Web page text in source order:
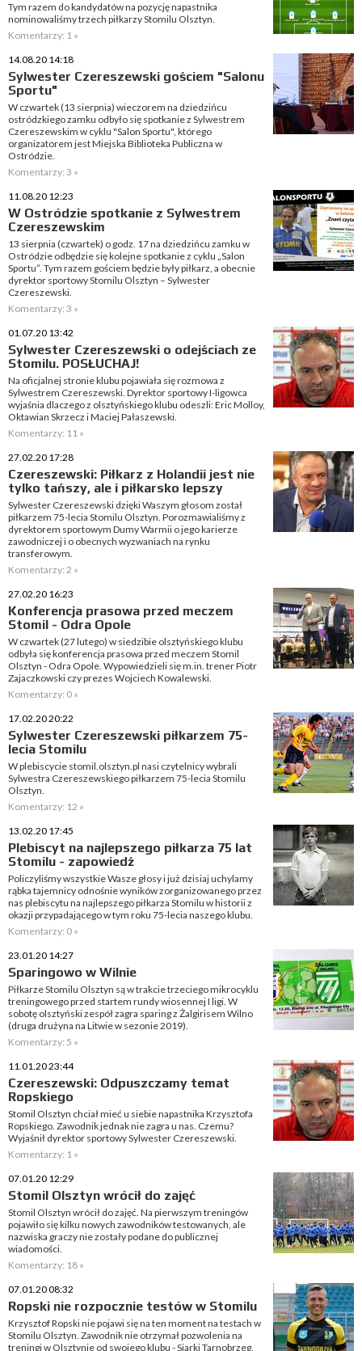
Tym razem do kandydatów na pozycję napastnika
nominowaliśmy trzech piłkarzy Stomilu Olsztyn.
Komentarzy: 1 »
14.08.20 14:18
Sylwester Czereszewski gościem "Salonu
Sportu"
W czwartek (13 sierpnia) wieczorem na dziedzińcu
ostródzkiego zamku odbyło się spotkanie z Sylwestrem
Czereszewskim w cyklu "Salon Sportu", którego
organizatorem jest Miejska Biblioteka Publiczna w
Ostródzie.
Komentarzy: 3 »
11.08.20 12:23
W Ostródzie spotkanie z Sylwestrem
Czereszewskim
13 sierpnia (czwartek) o godz. 17 na dziedzińcu zamku w
Ostródzie odbędzie się kolejne spotkanie z cyklu „Salon
Sportu”. Tym razem gościem będzie były piłkarz, a obecnie
dyrektor sportowy Stomilu Olsztyn – Sylwester
Czereszewski.
Komentarzy: 3 »
01.07.20 13:42
Sylwester Czereszewski o odejściach ze
Stomilu. POSŁUCHAJ!
Na oficjalnej stronie klubu pojawiała się rozmowa z
Sylwestrem Czereszewski. Dyrektor sportowy I-ligowca
wyjaśnia dlaczego z olsztyńskiego klubu odeszli: Eric Molloy,
Oktawian Skrzecz i Maciej Pałaszewski.
Komentarzy: 11 »
27.02.20 17:28
Czereszewski: Piłkarz z Holandii jest nie
tylko tańszy, ale i piłkarsko lepszy
Sylwester Czereszewski dzięki Waszym głosom został
piłkarzem 75-lecia Stomilu Olsztyn. Porozmawialiśmy z
dyrektorem sportowym Dumy Warmii o jego karierze
zawodniczej i o obecnych wyzwaniach na rynku
transferowym.
Komentarzy: 2 »
27.02.20 16:23
Konferencja prasowa przed meczem
Stomil - Odra Opole
W czwartek (27 lutego) w siedzibie olsztyńskiego klubu
odbyła się konferencja prasowa przed meczem Stomil
Olsztyn - Odra Opole. Wypowiedzieli się m.in. trener Piotr
Zajaczkowski czy prezes Wojciech Kowalewski.
Komentarzy: 0 »
17.02.20 20:22
Sylwester Czereszewski piłkarzem 75-
lecia Stomilu
W plebiscycie stomil.olsztyn.pl nasi czytelnicy wybrali
Sylwestra Czereszewskiego piłkarzem 75-lecia Stomilu
Olsztyn.
Komentarzy: 12 »
13.02.20 17:45
Plebiscyt na najlepszego piłkarza 75 lat
Stomilu - zapowiedź
Policzyliśmy wszystkie Wasze głosy i już dzisiaj uchylamy
rąbka tajemnicy odnośnie wyników zorganizowanego przez
nas plebiscytu na najlepszego piłkarza Stomilu w historii z
okazji przypadającego w tym roku 75-lecia naszego klubu.
Komentarzy: 0 »
23.01.20 14:27
Sparingowo w Wilnie
Piłkarze Stomilu Olsztyn są w trakcie trzeciego mikrocyklu
treningowego przed startem rundy wiosennej I ligi. W
sobotę olsztyński zespół zagra sparing z Żalgirisem Wilno
(druga drużyna na Litwie w sezonie 2019).
Komentarzy: 5 »
11.01.20 23:44
Czereszewski: Odpuszczamy temat
Ropskiego
Stomil Olsztyn chciał mieć u siebie napastnika Krzysztofa
Ropskiego. Zawodnik jednak nie zagra u nas. Czemu?
Wyjaśnił dyrektor sportowy Sylwester Czereszewski.
Komentarzy: 1 »
07.01.20 12:29
Stomil Olsztyn wrócił do zajęć
Stomil Olsztyn wrócił do zajęć. Na pierwszym treningów
pojawiło się kilku nowych zawodników testowanych, ale
nazwiska graczy nie zostały podane do publicznej
wiadomości.
Komentarzy: 18 »
07.01.20 08:32
Ropski nie rozpocznie testów w Stomilu
Krzysztof Ropski nie pojawi się na ten moment na testach w
Stomilu Olsztyn. Zawodnik nie otrzymał pozwolenia na
treningi w Olsztynie od swojego klubu - Siarki Tarnobrzeg.